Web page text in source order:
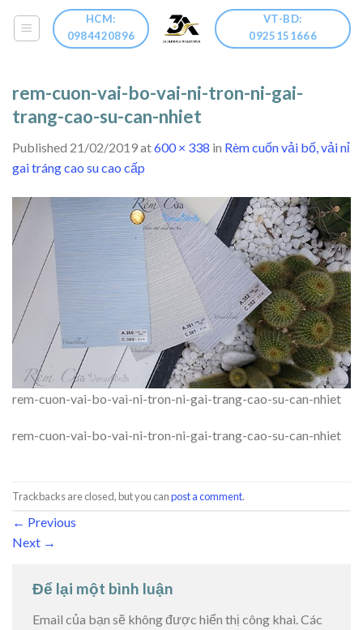
HCM:
0984420896
VT-BD:
0925151666
rem-cuon-vai-bo-vai-ni-tron-ni-gai-
trang-cao-su-can-nhiet
Published 21/02/2019at600 × 338 in Rèm cuốn vải bố, vải nỉ
gai tráng cao su cao cấp
rem-cuon-vai-bo-vai-ni-tron-ni-gai-trang-cao-su-can-nhiet
rem-cuon-vai-bo-vai-ni-tron-ni-gai-trang-cao-su-can-nhiet
Trackbacks are closed, but you canpost a comment.
← Previous
Next →
Để lại một bình luận
Email của bạn sẽ không được hiển thị công khai.Các